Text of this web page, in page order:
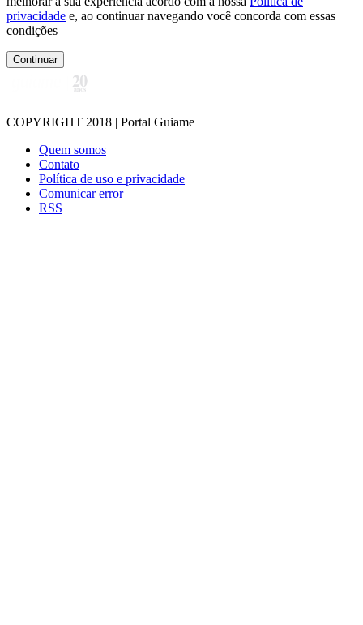
privacidade e, ao continuar navegando você concorda com essas
condições
Continuar
COPYRIGHT 2018 | Portal Guiame
Quem somos
Contato
Política de uso e privacidade
Comunicar error
RSS